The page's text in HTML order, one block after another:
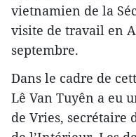
vietnamien de la
visite de travail en
septembre.
Dans le cadre de
Lê Van Tuyên a eu
de Vries, secrétaire